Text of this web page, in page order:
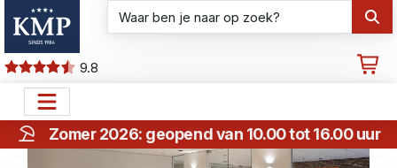
9.8
Zomer 2026: geopend van 10.00 tot 16.00 uur